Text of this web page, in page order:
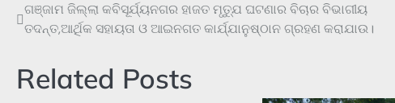
Post
navigation
ଗଞ୍ଜାମ ଜିଲ୍ଲା କବିସୂର୍ଯ୍ୟନଗର ହାଜତ ମୃତ୍ଯୁ ଘଟଣାର ବିଚାର ବିଭାଗୀୟ
ତଦନ୍ତ,ଆର୍ଥିକ ସହାୟତା ଓ ଆଇନଗତ କାର୍ଯ୍ଯାନୁଷ୍ଠାନ ଗ୍ରହଣ କରାଯାଉ।
Related Posts